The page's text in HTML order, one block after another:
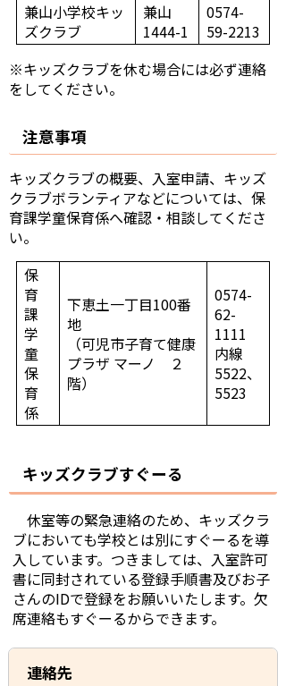
兼山小学校キッ
ズクラブ
兼山
1444-1
0574-
59-2213
※キッズクラブを休む場合には必ず連絡
をしてください。
注意事項
キッズクラブの概要、入室申請、キッズ
クラブボランティアなどについては、保
育課学童保育係へ確認・相談してくださ
い。
保
育
課
学
童
保
育
係
下恵土一丁目100番
地
（可児市子育て健康
プラザ マーノ ２
階）
0574-
62-
1111
内線
5522、
5523
キッズクラブすぐーる
休室等の緊急連絡のため、キッズクラ
ブにおいても学校とは別にすぐーるを導
入しています。つきましては、入室許可
書に同封されている登録手順書及びお子
さんのIDで登録をお願いいたします。欠
席連絡もすぐーるからできます。
連絡先